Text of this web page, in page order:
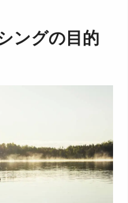
ングの目的